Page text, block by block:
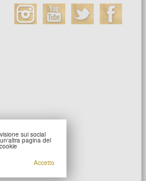
sui social
pagina del
Accetto